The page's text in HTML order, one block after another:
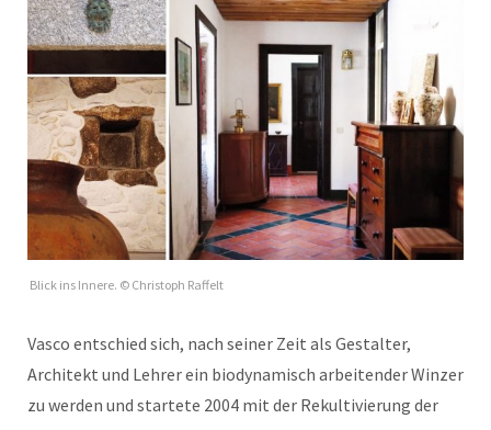
Blick ins Innere. © Christoph Raffelt
Vasco entschied sich, nach seiner Zeit als Gestalter,
Architekt und Lehrer ein biodynamisch arbeitender Winzer
zu werden und startete 2004 mit der Rekultivierung der